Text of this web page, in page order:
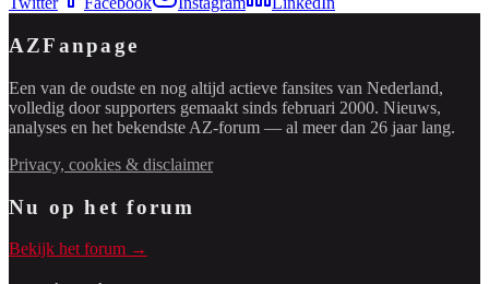
AZFanpage
Een van de oudste en nog altijd actieve fansites van Nederland,
volledig door supporters gemaakt sinds februari 2000. Nieuws,
analyses en het bekendste AZ-forum — al meer dan 26 jaar lang.
Privacy, cookies & disclaimer
Nu op het forum
Bekijk het forum →